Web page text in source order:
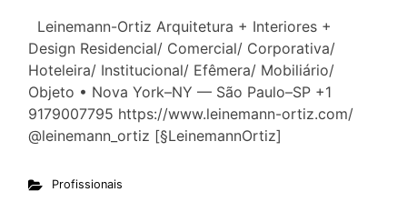
Leinemann-Ortiz Arquitetura + Interiores +
Design Residencial/ Comercial/ Corporativa/
Hoteleira/ Institucional/ Efêmera/ Mobiliário/
Objeto • Nova York–NY — São Paulo–SP +1
9179007795 https://www.leinemann-ortiz.com/
@leinemann_ortiz [§LeinemannOrtiz]
Profissionais